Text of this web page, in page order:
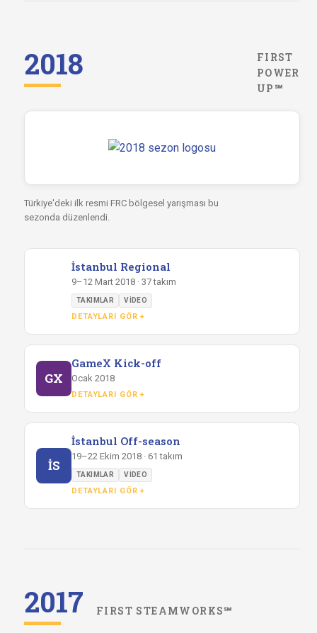
2018
FIRST
POWER
UP℠
Türkiye'deki ilk resmi FRC bölgesel yarışması bu
sezonda düzenlendi.
İstanbul Regional
9–12 Mart 2018 · 37 takım
TAKIMLAR VIDEO
DETAYLARI GÖR +
GX
GameX Kick-off
Ocak 2018
DETAYLARI GÖR +
İS
İstanbul Off-season
19–22 Ekim 2018 · 61 takım
TAKIMLAR VIDEO
DETAYLARI GÖR +
2017 FIRST STEAMWORKS℠